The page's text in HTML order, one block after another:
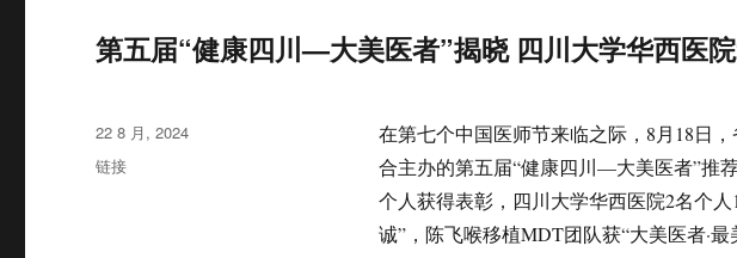
第五届“健康四川—大美医者”揭晓 四川大学华西医
在第七个中国医师节来临之际，8月18日
合主办的第五届“健康四川—大美医者”推
个人获得表彰，四川大学华西医院2名个
诚”，陈飞喉移植MDT团队获“大美医者·
发
布
于
22 8 月, 2024
格
链接